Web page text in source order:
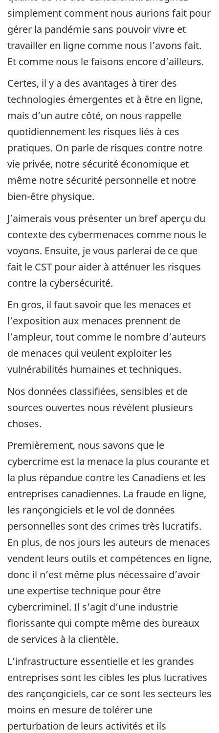
simplement comment nous aurions fait pour
gérer la pandémie sans pouvoir vivre et
travailler en ligne comme nous l’avons fait.
Et comme nous le faisons encore d’ailleurs.
Certes, il y a des avantages à tirer des
technologies émergentes et à être en ligne,
mais d’un autre côté, on nous rappelle
quotidiennement les risques liés à ces
pratiques. On parle de risques contre notre
vie privée, notre sécurité économique et
même notre sécurité personnelle et notre
bien-être physique.
J’aimerais vous présenter un bref aperçu du
contexte des cybermenaces comme nous le
voyons. Ensuite, je vous parlerai de ce que
fait le CST pour aider à atténuer les risques
contre la cybersécurité.
En gros, il faut savoir que les menaces et
l’exposition aux menaces prennent de
l’ampleur, tout comme le nombre d’auteurs
de menaces qui veulent exploiter les
vulnérabilités humaines et techniques.
Nos données classifiées, sensibles et de
sources ouvertes nous révèlent plusieurs
choses.
Premièrement, nous savons que le
cybercrime est la menace la plus courante et
la plus répandue contre les Canadiens et les
entreprises canadiennes. La fraude en ligne,
les rançongiciels et le vol de données
personnelles sont des crimes très lucratifs.
En plus, de nos jours les auteurs de menaces
vendent leurs outils et compétences en ligne,
donc il n’est même plus nécessaire d’avoir
une expertise technique pour être
cybercriminel. Il s’agit d’une industrie
florissante qui compte même des bureaux
de services à la clientèle.
L’infrastructure essentielle et les grandes
entreprises sont les cibles les plus lucratives
des rançongiciels, car ce sont les secteurs les
moins en mesure de tolérer une
perturbation de leurs activités et ils